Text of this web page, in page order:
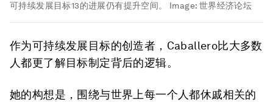
可持续发展目标13的进展仍有提升空间。 Image: 世界经济论坛
作为可持续发展目标的创造者，Caballero比大多数
人都更了解目标制定背后的逻辑。
她的构想是，围绕与世界上每一个人都休戚相关的